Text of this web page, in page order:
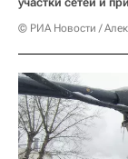
© РИА Новости /